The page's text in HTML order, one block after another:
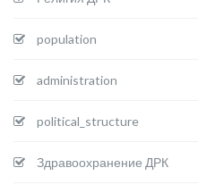
population
administration
political_structure
Здравоохранение ДРК